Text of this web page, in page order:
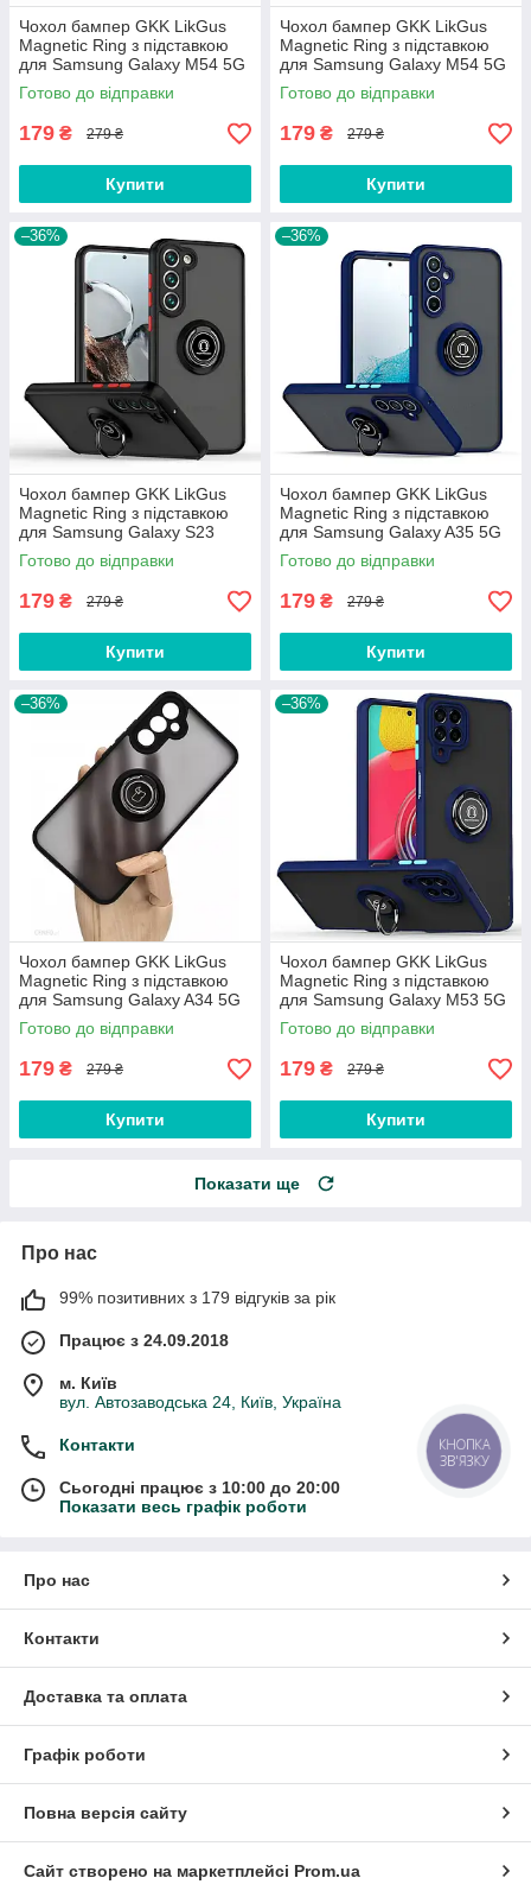
Чохол бампер GKK LikGus
Magnetic Ring з підставкою
для Samsung Galaxy M54 5G
M546 Green
Готово до відправки
179 ₴ 279 ₴
Купити
Чохол бампер GKK LikGus
Magnetic Ring з підставкою
для Samsung Galaxy M54 5G
M546 Olive
Готово до відправки
179 ₴ 279 ₴
Купити
–36%
Чохол бампер GKK LikGus
Magnetic Ring з підставкою
для Samsung Galaxy S23
Black
Готово до відправки
179 ₴ 279 ₴
Купити
–36%
Чохол бампер GKK LikGus
Magnetic Ring з підставкою
для Samsung Galaxy A35 5G
Blue
Готово до відправки
179 ₴ 279 ₴
Купити
–36%
Чохол бампер GKK LikGus
Magnetic Ring з підставкою
для Samsung Galaxy A34 5G
(2023) A346 Black
Готово до відправки
179 ₴ 279 ₴
Купити
–36%
Чохол бампер GKK LikGus
Magnetic Ring з підставкою
для Samsung Galaxy M53 5G
M536 Blue
Готово до відправки
179 ₴ 279 ₴
Купити
Показати ще
Про нас
99% позитивних з 179 відгуків за рік
Працює з 24.09.2018
м. Київ
вул. Автозаводська 24, Київ, Україна
Контакти
Сьогодні працює з 10:00 до 20:00
Показати весь графік роботи
Про нас
Контакти
Доставка та оплата
Графік роботи
Повна версія сайту
Сайт створено на маркетплейсі Prom.ua
КНОПКА
ЗВ'ЯЗКУ